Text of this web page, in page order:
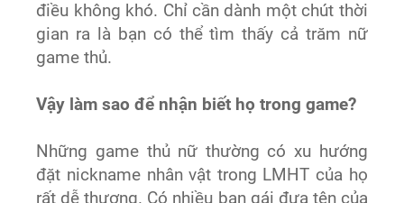
điều không khó. Chỉ cần dành một chút thời
gian ra là bạn có thể tìm thấy cả trăm nữ
game thủ.
Vậy làm sao để nhận biết họ trong game?
Những game thủ nữ thường có xu hướng
đặt nickname nhân vật trong LMHT của họ
rất dễ thương. Có nhiều bạn gái đưa tên của